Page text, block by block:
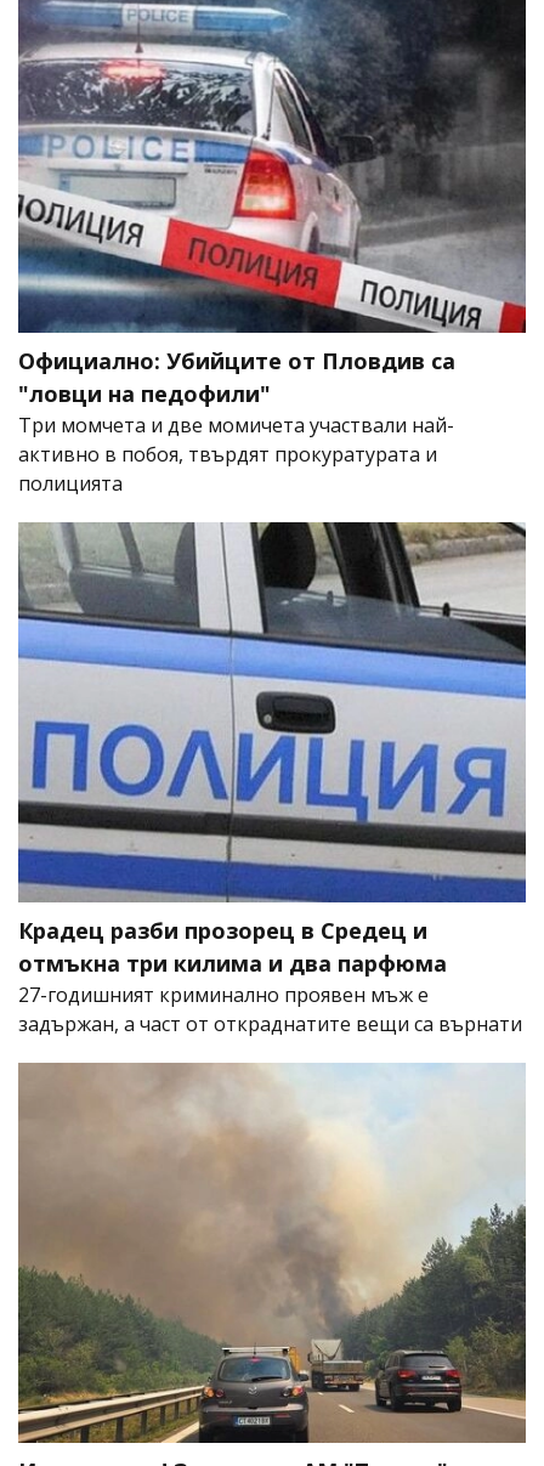
Официално: Убийците от Пловдив са
"ловци на педофили"
Три момчета и две момичета участвали най-
активно в побоя, твърдят прокуратурата и
полицията
Крадец разби прозорец в Средец и
отмъкна три килима и два парфюма
27-годишният криминално проявен мъж е
задържан, а част от откраднатите вещи са върнати